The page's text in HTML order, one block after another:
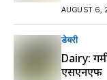
AUGUST 6,
डेयरी
Dairy:
एसएनएफ